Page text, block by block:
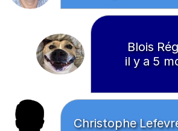
Blois
il y a 5
Christophe